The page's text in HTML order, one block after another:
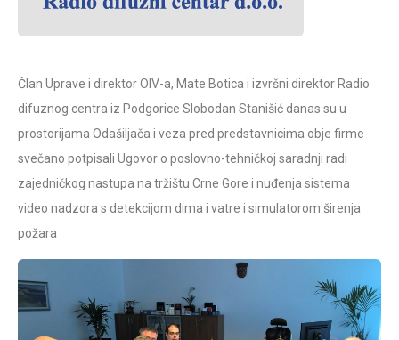
Član Uprave i direktor OIV-a, Mate Botica i izvršni direktor Radio
difuznog centra iz Podgorice Slobodan Stanišić danas su u
prostorijama Odašiljača i veza pred predstavnicima obje firme
svečano potpisali Ugovor o poslovno-tehničkoj saradnji radi
zajedničkog nastupa na tržištu Crne Gore i nuđenja sistema
video nadzora s detekcijom dima i vatre i simulatorom širenja
požara